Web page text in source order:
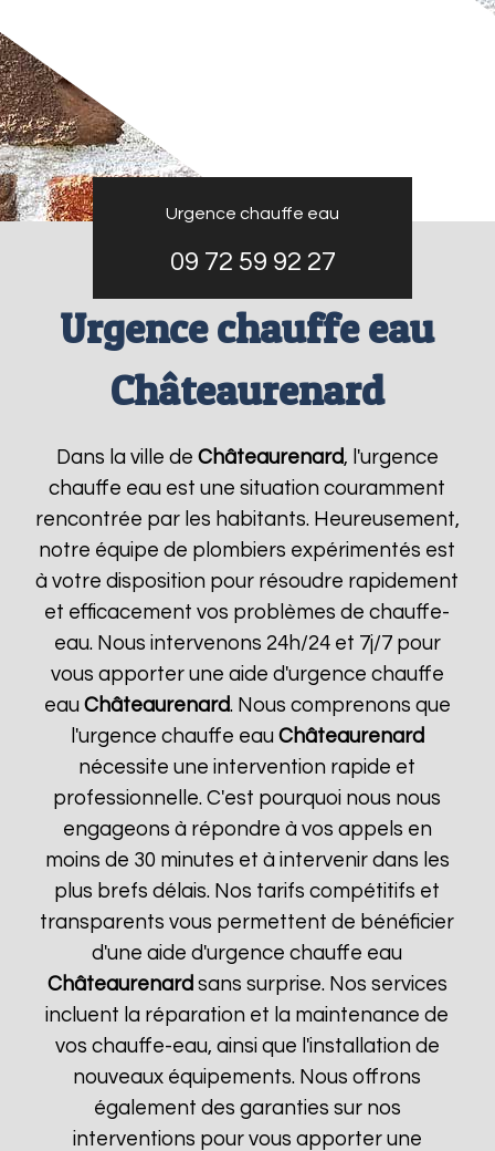
Urgence chauffe eau
09 72 59 92 27
Urgence chauffe eau
Châteaurenard
Dans la ville de Châteaurenard, l'urgence
chauffe eau est une situation couramment
rencontrée par les habitants. Heureusement,
notre équipe de plombiers expérimentés est
à votre disposition pour résoudre rapidement
et efficacement vos problèmes de chauffe-
eau. Nous intervenons 24h/24 et 7j/7 pour
vous apporter une aide d'urgence chauffe
eau Châteaurenard. Nous comprenons que
l'urgence chauffe eau Châteaurenard
nécessite une intervention rapide et
professionnelle. C'est pourquoi nous nous
engageons à répondre à vos appels en
moins de 30 minutes et à intervenir dans les
plus brefs délais. Nos tarifs compétitifs et
transparents vous permettent de bénéficier
d'une aide d'urgence chauffe eau
Châteaurenard sans surprise. Nos services
incluent la réparation et la maintenance de
vos chauffe-eau, ainsi que l'installation de
nouveaux équipements. Nous offrons
également des garanties sur nos
interventions pour vous apporter une